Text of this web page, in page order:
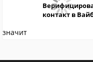
контакт в